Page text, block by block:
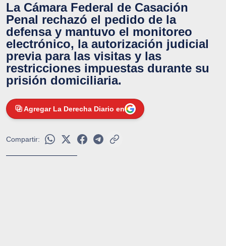
La Cámara Federal de Casación
Penal rechazó el pedido de la
defensa y mantuvo el monitoreo
electrónico, la autorización judicial
previa para las visitas y las
restricciones impuestas durante su
prisión domiciliaria.
Agregar La Derecha Diario en
Compartir: